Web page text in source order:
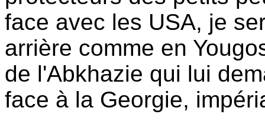
face avec les USA, je
arrière comme en
de l'Abkhazie qui lui
face à la Georgie,